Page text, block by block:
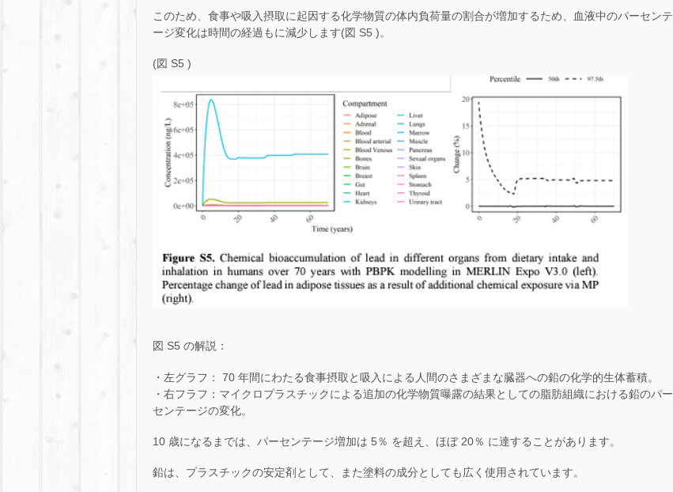
このため、食事や吸入摂取に起因する化学物質の体内負荷量の割合が増加するため、血液中のパーセンテ
ージ変化は時間の経過もに減少します(図 S5 )。
(図 S5 )
図 S5 の解説：
・左グラフ： 70 年間にわたる食事摂取と吸入による人間のさまざまな臓器への鉛の化学的生体蓄積。
・右フラフ：マイクロプラスチックによる追加の化学物質曝露の結果としての脂肪組織における鉛のパー
センテージの変化。
10 歳になるまでは、パーセンテージ増加は 5％ を超え、ほぼ 20％ に達することがあります。
鉛は、プラスチックの安定剤として、また塗料の成分としても広く使用されています。